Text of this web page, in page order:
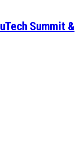
Summit &